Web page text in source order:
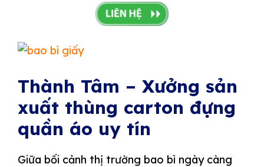
Thành Tâm – Xưởng sản
xuất thùng carton đựng
quần áo uy tín
Giữa bối cảnh thị trường bao bì ngày càng